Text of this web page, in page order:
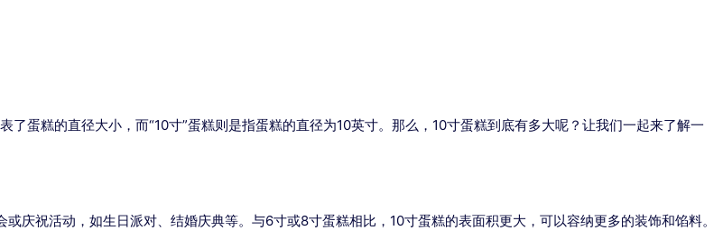
了蛋糕的直径大小，而“10寸”蛋糕则是指蛋糕的直径为10英寸。那么，10寸蛋糕到底有多大呢？让我们一起来了解一
庆祝活动，如生日派对、结婚庆典等。与6寸或8寸蛋糕相比，10寸蛋糕的表面积更大，可以容纳更多的装饰和馅料。